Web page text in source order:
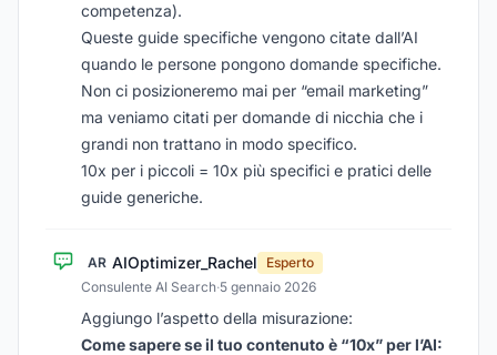
competenza).
Queste guide specifiche vengono citate dall’AI
quando le persone pongono domande specifiche.
Non ci posizioneremo mai per “email marketing”
ma veniamo citati per domande di nicchia che i
grandi non trattano in modo specifico.
10x per i piccoli = 10x più specifici e pratici delle
guide generiche.
AR AIOptimizer_Rachel
Esperto
Consulente AI Search·5 gennaio 2026
Aggiungo l’aspetto della misurazione:
Come sapere se il tuo contenuto è “10x” per l’AI: